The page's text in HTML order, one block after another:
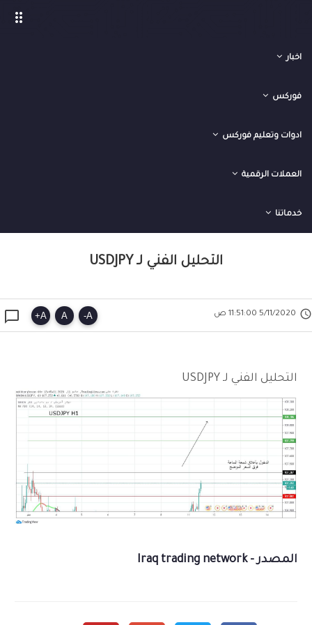
drag_indicator
اخبار
فوركس
ادوات وتعليم فوركس
العملات الرقمية
خدماتنا
الصفحة الرئيسية
التحليل الفني لـ USDJPY
 5/11/2020 11:51:00 ص  A
-
A
A
+
التحليل الفني لـ USDJPY
المصدر - Iraq trading network